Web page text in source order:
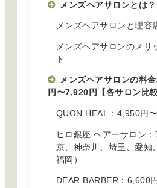
メンズヘアサロンとは？
メンズヘアサロンと理容
メンズヘアサロンのメリ
ト
メンズヘアサロンの料
円〜7,920円【各サロン比較
QUON HEAL：4,950円〜
ヒロ銀座 ヘアーサロン
京、神奈川、埼玉、愛知
福岡）
DEAR BARBER：6,600